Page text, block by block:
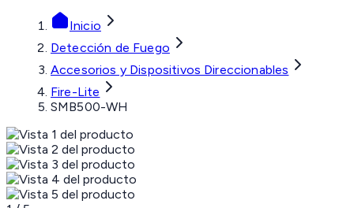
Inicio
Detección de Fuego
Accesorios y Dispositivos Direccionables
Fire-Lite
SMB500-WH